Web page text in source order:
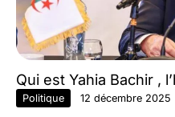
Qui est Yahia Bachir ,
Politique 12 décembre 2025